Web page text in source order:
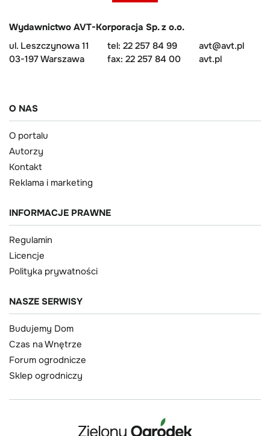
Wydawnictwo AVT-Korporacja Sp. z o.o.
ul. Leszczynowa 11
03-197 Warszawa
tel: 22 257 84 99
fax: 22 257 84 00
avt@avt.pl
avt.pl
O NAS
O portalu
Autorzy
Kontakt
Reklama i marketing
INFORMACJE PRAWNE
Regulamin
Licencje
Polityka prywatności
NASZE SERWISY
Budujemy Dom
Czas na Wnętrze
Forum ogrodnicze
Sklep ogrodniczy